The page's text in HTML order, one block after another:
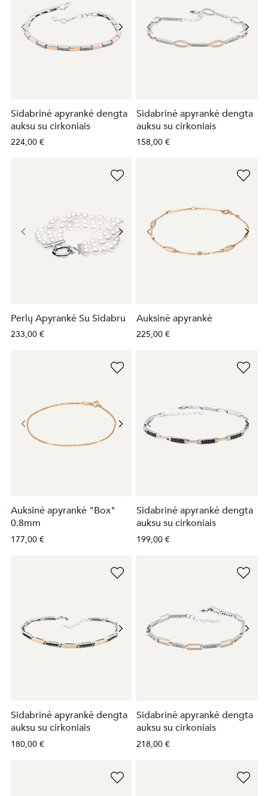
Sidabrinė apyrankė dengta
auksu su cirkoniais
224,00 €
Sidabrinė apyrankė dengta
auksu su cirkoniais
158,00 €
Perlų Apyrankė Su Sidabru
233,00 €
Auksinė apyrankė
225,00 €
Auksinė apyrankė "Box"
0.8mm
177,00 €
Sidabrinė apyrankė dengta
auksu su cirkoniais
199,00 €
Sidabrinė apyrankė dengta
auksu su cirkoniais
180,00 €
Sidabrinė apyrankė dengta
auksu su cirkoniais
218,00 €